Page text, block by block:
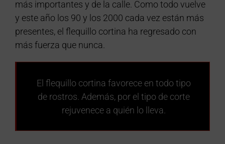
más importantes y de la calle. Como todo vuelve
y este año los 90 y los 2000 cada vez están más
presentes, el flequillo cortina ha regresado con
más fuerza que nunca.
El flequillo cortina favorece en todo tipo
de rostros. Además, por el tipo de corte
rejuvenece a quién lo lleva.